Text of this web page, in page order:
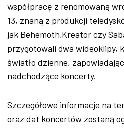
współpracę z renomowaną
13, znaną z produkcji teledysk
jak Behemoth,Kreator czy
przygotowali dwa wideoklipy,
światło dzienne,
nadchodzące koncerty.
Szczegółowe informacje na
oraz dat koncertów zostaną